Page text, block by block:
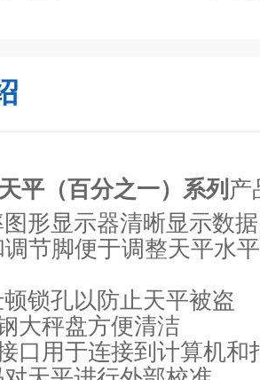
平（百分之一）系列 产
形显示器清晰显示数据
调节脚便于调整天平水
顿锁孔以防止天平被盗
大秤盘方便清洁
口用于连接到计算机和